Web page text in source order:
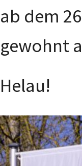
ab dem
gewohnt
Helau!